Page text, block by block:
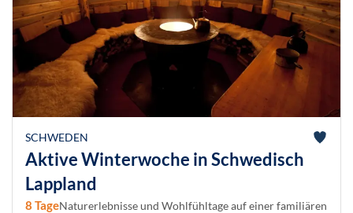
SCHWEDEN
Aktive Winterwoche in Schwedisch
Lappland
8 TageNaturerlebnisse und Wohlfühltage auf einer familiären